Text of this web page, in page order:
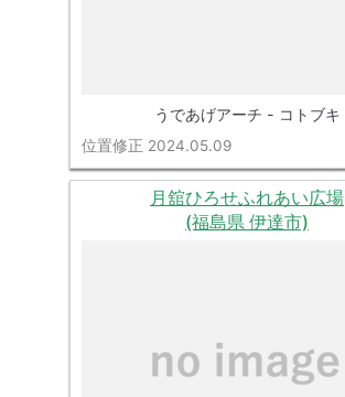
うであげアーチ - コトブキ
位置修正 2024.05.09
月舘ひろせふれあい広場
(福島県 伊達市)